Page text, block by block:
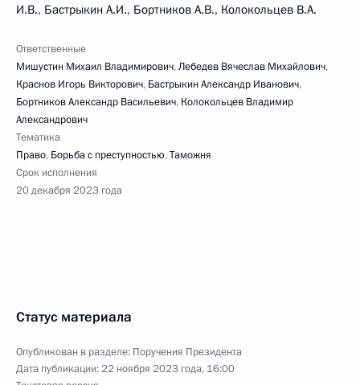
И.В., Бастрыкин А.И., Бортников А.В., Колокольцев В.А.
Ответственные
Мишустин Михаил Владимирович,Лебедев Вячеслав Михайлович,
Краснов Игорь Викторович, Бастрыкин Александр Иванович,
Бортников Александр Васильевич, Колокольцев Владимир
Александрович
Тематика
Право, Борьба с преступностью,Таможня
Срок исполнения
20 декабря 2023 года
Статус материала
Опубликован в разделе: Поручения Президента
Дата публикации:22 ноября 2023 года, 16:00